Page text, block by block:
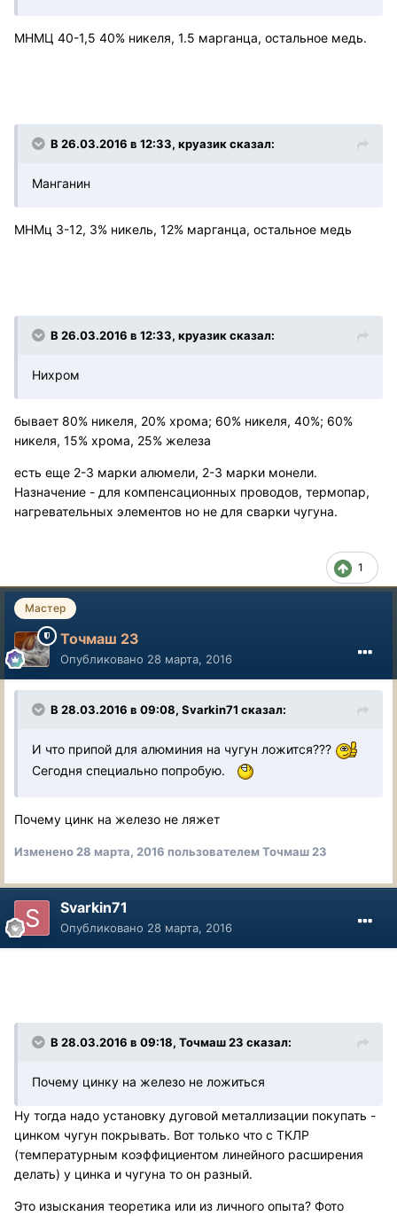
МНМЦ 40-1,5 40% никеля, 1.5 марганца, остальное медь.
В 26.03.2016 в 12:33, круазик сказал:
Манганин
МНМц 3-12, 3% никель, 12% марганца, остальное медь
В 26.03.2016 в 12:33, круазик сказал:
Нихром
бывает 80% никеля, 20% хрома; 60% никеля, 40%; 60%
никеля, 15% хрома, 25% железа
есть еще 2-3 марки алюмели, 2-3 марки монели.
Назначение - для компенсационных проводов, термопар,
нагревательных элементов но не для сварки чугуна.
1
Мастер
Точмаш 23
Опубликовано 28 марта, 2016
В 28.03.2016 в 09:08, Svarkin71 сказал:
И что припой для алюминия на чугун ложится???
Сегодня специально попробую.
Почему цинк на железо не ляжет
Изменено 28 марта, 2016 пользователем Точмаш 23
Svarkin71
Опубликовано 28 марта, 2016
В 28.03.2016 в 09:18, Точмаш 23 сказал:
Почему цинку на железо не ложиться
Ну тогда надо установку дуговой металлизации покупать -
цинком чугун покрывать. Вот только что с ТКЛР
(температурным коэффициентом линейного расширения
делать) у цинка и чугуна то он разный.
Это изыскания теоретика или из личного опыта? Фото